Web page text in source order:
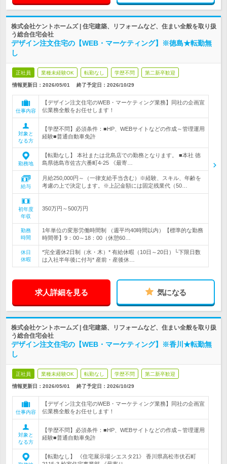
株式会社ケントホームズ | 住宅建築、リフォームなど、住まい全般を取り扱
う総合住宅会社
デザイン注文住宅の【WEB・マーケティング】※徳島★転勤無
し
正社員 業種未経験OK 転勤なし 学歴不問 第二新卒歓迎
情報更新日：2026/05/01 終了予定日： 2026/10/29
仕事内容
【デザイン注文住宅のWEB・マーケティング業務】同社の企画宣
伝業務全般をお任せします！
対象と
なる方
【学歴不問】必須条件：■HP、WEBサイトなどの作成～管理運用
経験■普通自動車免許
勤務地
【転勤なし】 本社または北島店での勤務となります。 ■本社 徳
島県徳島市佐古六番町4-25 《最寄…
給与
月給250,000円～（一律支給手当含む）※経験、スキル、年齢を
考慮の上で決定します。※上記金額には固定残業代（50…
初年度
年収
350万円～500万円
勤務
時間
1年単位の変形労働時間制 （週平均40時間以内）【標準的な勤務
時間帯】9：00～18：00（休憩60…
休日
休暇
*完全週休2日制（水・木）* 有給休暇（10日～20日）└下限日数
は入社半年後に付与* 産前・産後休…
求人詳細を見る 気になる
株式会社ケントホームズ | 住宅建築、リフォームなど、住まい全般を取り扱
う総合住宅会社
デザイン注文住宅の【WEB・マーケティング】※香川★転勤無
し
正社員 業種未経験OK 転勤なし 学歴不問 第二新卒歓迎
情報更新日：2026/05/01 終了予定日： 2026/10/29
仕事内容
【デザイン注文住宅のWEB・マーケティング業務】同社の企画宣
伝業務全般をお任せします！
対象と
なる方
【学歴不問】必須条件：■HP、WEBサイトなどの作成～管理運用
経験■普通自動車免許
【転勤なし】 《住宅展示場シエスタ21》 香川県高松市伏石町